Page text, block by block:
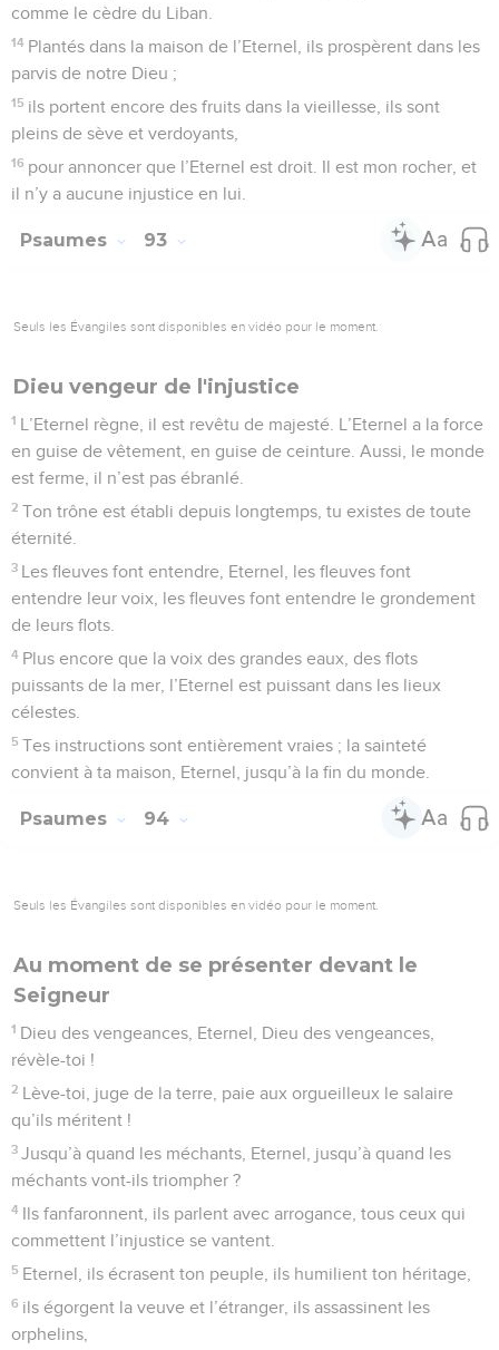
10 Aucun mal ne t’arrivera, aucun fléau n’approchera de ta
tente,
11 car *il donnera ordre à ses anges de te garder dans toutes
tes voies.
12 Ils te porteront sur les mains, de peur que ton pied ne
heurte une pierre.
13
Tu marcheras sur le lion et sur la vipère, tu piétineras le
14
Je le comblerai de longs jours et je lui ferai voir mon salut.
Psaumes 92
Seuls les Évangiles sont disponibles en vidéo pour le moment.
Le Seigneur est roi
1 Psaume, chant pour le jour du sabbat.
2
Haut,
3 d’annoncer le matin ta bonté et pendant les nuits ta fidélité,
avec allégresse les œuvres de tes mains.
7 L’idiot n’y connaît rien, l’homme stupide n’y comprend rien.
commettent l’injustice sont florissants, c’est pour être
détruits à perpétuité.
9 Mais toi, tu es le Très-Haut pour toujours, Eternel,
10 car voici tes ennemis, Eternel, voici tes ennemis : ils vont à
leur perte, tous ceux qui commettent l’injustice sont
dispersés.
11
Mais tu me donnes la force du buffle, je suis arrosé avec
une huile fraîche.
12 Mon œil voit ceux qui m’espionnent, et mon oreille
entend les méchants qui s’attaquent à moi.
13
Les justes poussent comme le palmier, ils grandissent
comme le cèdre du Liban.
14 Plantés dans la maison de l’Eternel, ils prospèrent dans les